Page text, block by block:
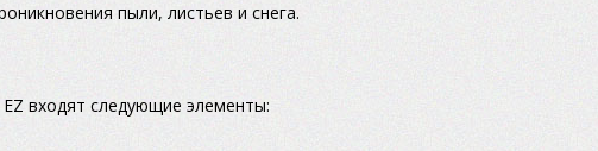
пыли, листьев и снега.
входят следующие элементы: